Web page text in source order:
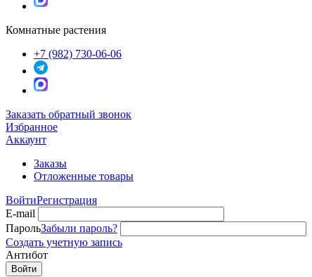
Комнатные растения
+7 (982) 730-06-06
Заказать обратный звонок
Избранное
Аккаунт
Заказы
Отложенные товары
ВойтиРегистрация
E-mail
ПарольЗабыли пароль?
Создать учетную запись
Антибот
Войти